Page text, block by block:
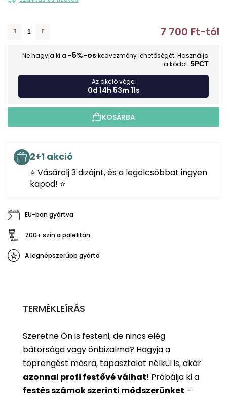
7 700 Ft-tól
Ne hagyja ki a -5%-os kedvezmény lehetőségét. Használja
a kódot: 5PCT
Az akció vége:
0d 14h 53m 10s
KOSÁRBA
2+1 akció
⭐ Vásárolj 3 dizájnt, és a legolcsóbbat ingyen
kapod! ⭐
EU-ban gyártva
700+ szín a palettán
A legnépszerűbb gyártó
TERMÉKLEÍRÁS
Szeretne Ön is festeni, de nincs elég
bátorsága vagy önbizalma? Hagyja a
töprengést másra, tapasztalat nélkül is, akár
azonnal profi festővé válhat! Próbálja ki a
festés számok szerinti módszerünket –